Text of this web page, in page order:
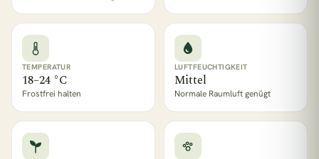
TEMPERATUR
18–24 °C
Frostfrei halten
LUFTFEUCHTIGKEIT
Mittel
Normale Raumluft genügt